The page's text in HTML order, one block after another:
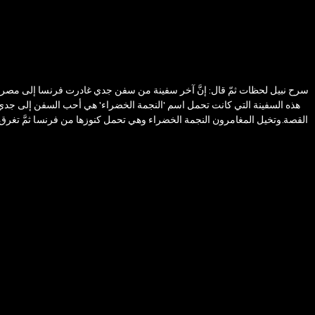
سرح نبيل لحظات ثمّ قال: إنَّ آخر سفينة من سفن جدي غادرت فرنسا إلى مصر
هذه السفينة التي كانت تحمل اسم 'النجمة الخضراء' هي أحب السفن إلى جدي،
القصة وتخيل المغامرون النجمة الخضراء وهي تحمل كنوزها من فرنسا ثمَّ